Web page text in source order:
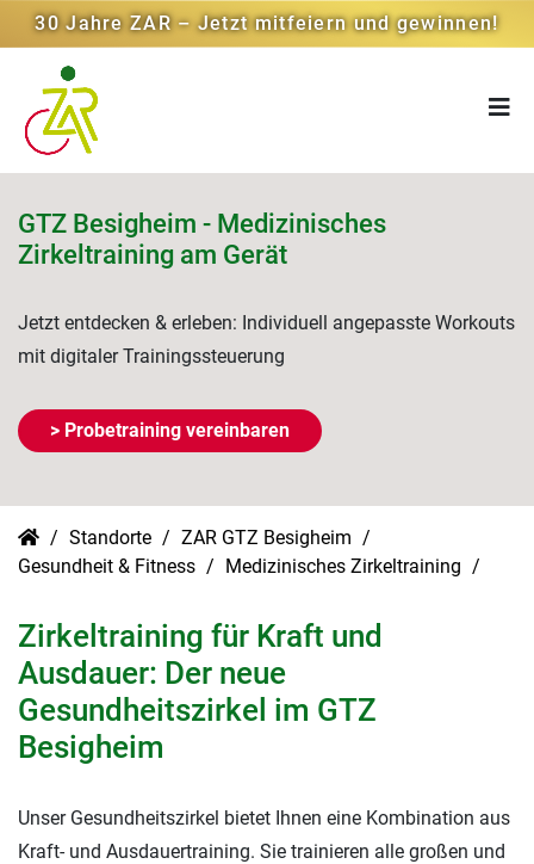
30 Jahre ZAR – Jetzt mitfeiern und gewinnen!
GTZ Besigheim - Medizinisches
Zirkeltraining am Gerät
Jetzt entdecken & erleben: Individuell angepasste Workouts
mit digitaler Trainingssteuerung
> Probetraining vereinbaren
Standorte
ZAR GTZ Besigheim
Gesundheit & Fitness
Medizinisches Zirkeltraining
Zirkeltraining für Kraft und
Ausdauer: Der neue
Gesundheitszirkel im GTZ
Besigheim
Unser Gesundheitszirkel bietet Ihnen eine Kombination aus
Kraft- und Ausdauertraining. Sie trainieren alle großen und